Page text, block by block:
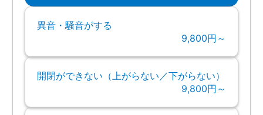
異音・騒音がする
9,800円～
開閉ができない（上がらない／下がらない）
9,800円～